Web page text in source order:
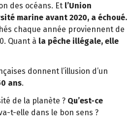
des océans. Et l’Union
marine avant 2020, a échoué.
chaque année proviennent de
Quant à la pêche illégale, elle
donnent l’illusion d’un
ans.
de la planète ? Qu’est-ce
t-elle dans le bon sens ?